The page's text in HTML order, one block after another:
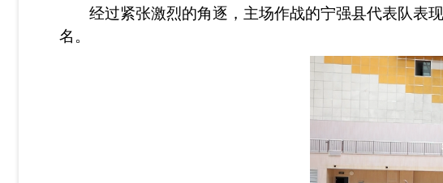
经过紧张激烈的角逐，主场作战的宁强县代表队表
名。